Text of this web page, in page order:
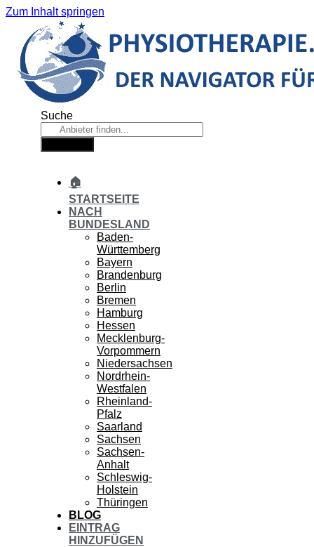
Zum Inhalt springen
Suche
🏠
STARTSEITE
NACH
BUNDESLAND
Baden-
Württemberg
Bayern
Brandenburg
Berlin
Bremen
Hamburg
Hessen
Mecklenburg-
Vorpommern
Niedersachsen
Nordrhein-
Westfalen
Rheinland-
Pfalz
Saarland
Sachsen
Sachsen-
Anhalt
Schleswig-
Holstein
Thüringen
BLOG
EINTRAG
HINZUFÜGEN